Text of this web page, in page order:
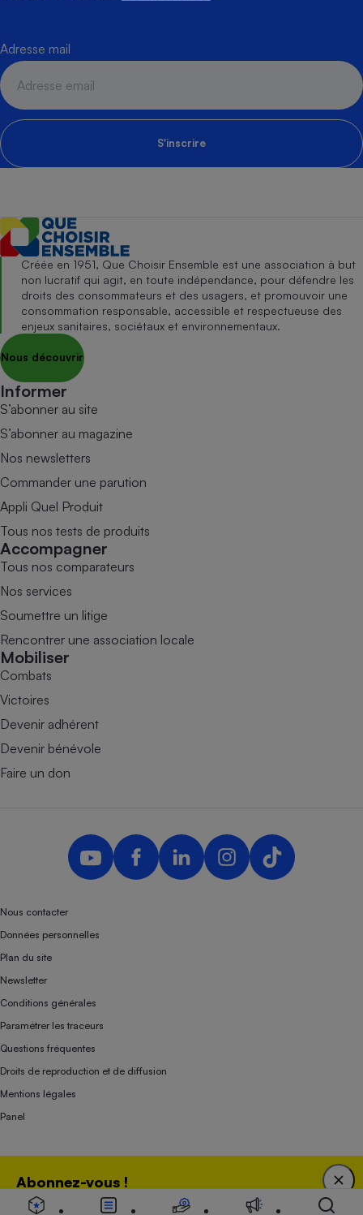
Adresse mail
S'inscrire
Abonnez-vous !
Bénéficiez d'une expertise unique tout en soutenant
Créée en 1951, Que Choisir Ensemble est une association à but
non lucratif qui agit, en toute indépendance, pour défendre les
droits des consommateurs et des usagers, et promouvoir une
consommation responsable, accessible et respectueuse des
enjeux sanitaires, sociétaux et environnementaux.
Nous découvrir
Informer
S’abonner au site
S’abonner au magazine
Nos newsletters
Commander une parution
Appli Quel Produit
Tous nos tests de produits
Accompagner
Tous nos comparateurs
Nos services
Soumettre un litige
Rencontrer une association locale
Mobiliser
Combats
Victoires
Devenir adhérent
Devenir bénévole
Faire un don
Nous contacter
Données personnelles
Plan du site
Newsletter
Conditions générales
Paramétrer les traceurs
Questions fréquentes
Droits de reproduction et de diffusion
Mentions légales
Panel
Association indépendante de l’État, des syndicats, des producteurs et des
distributeurs depuis 1951.